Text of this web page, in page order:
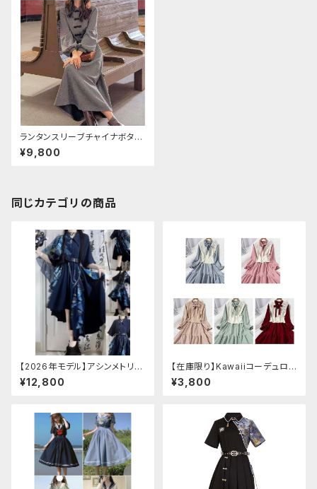
ランタンスリーブチャイナボタン
ストライプロングワンピース
¥9,800
同じカテゴリの商品
【2026年モデル】アシンメトリー
チャイナ改良ドレス
¥12,800
【在庫限り】Kawaiiコーデュロイ
ニットワンピースセットアップ
¥3,800